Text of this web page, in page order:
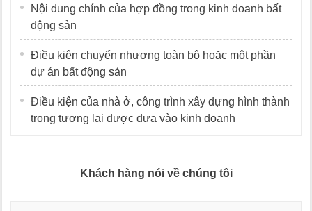
Nội dung chính của hợp đồng trong kinh doanh bất
động sản
Điều kiện chuyển nhượng toàn bộ hoặc một phần
dự án bất động sản
Điều kiện của nhà ở, công trình xây dựng hình thành
trong tương lai được đưa vào kinh doanh
Khách hàng nói về chúng tôi